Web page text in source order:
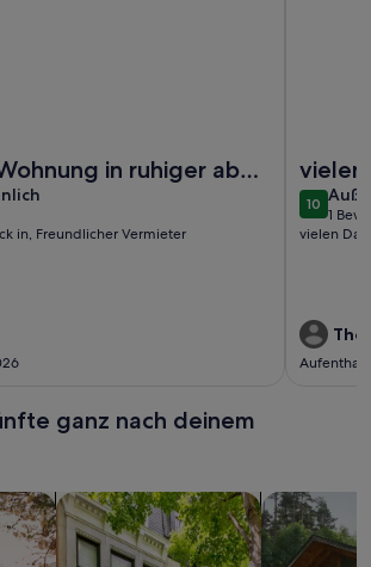
in ruhiger aber
in, Freundlicher Vermieter
vielen
gute
1010 von
1
(1
vielen
Aufenthalt
ganz nach deinem
Suche nach Ferienwohnungen oder
Suche nach